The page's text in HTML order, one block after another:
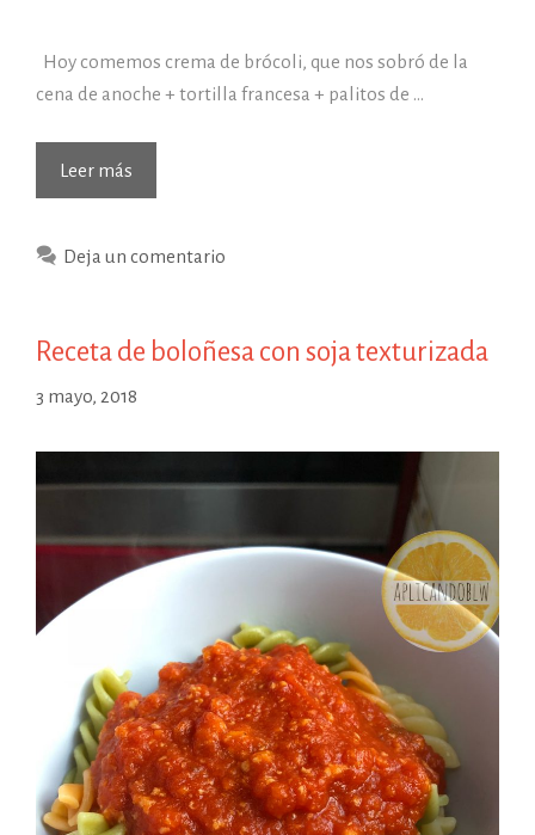
Hoy comemos crema de brócoli, que nos sobró de la
cena de anoche + tortilla francesa + palitos de …
Leer más
Deja un comentario
Receta de boloñesa con soja texturizada
3 mayo, 2018